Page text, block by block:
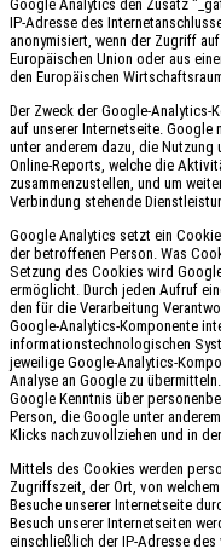
Google Analytics den Zusatz
IP-Adresse des
anonymisiert, wenn der Zugriff
Europäischen Union oder aus
den Europäischen
Der Zweck der Google-Analytics-
auf unserer Internetseite. Google
unter anderem dazu, die Nutzung
Online-Reports, welche die
zusammenzustellen, und um
Verbindung stehende
Google Analytics setzt ein
der betroffenen Person. Was
Setzung des Cookies wird
ermöglicht. Durch jeden Aufruf
den für die Verarbeitung
Google-Analytics-Komponente
informationstechnologischen
jeweilige Google-Analytics-
Analyse an Google zu
Google Kenntnis über
Person, die Google unter
Klicks nachzuvollziehen und in
Mittels des Cookies werden
Zugriffszeit, der Ort, von
Besuche unserer Internetseite
Besuch unserer Internetseiten
einschließlich der IP-Adresse